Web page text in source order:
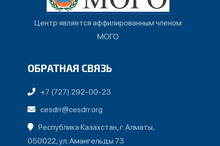
Центр является аффилированным членом
МОГО
ОБРАТНАЯ СВЯЗЬ
+7 (727) 292-00-23
cesdrr@cesdrr.org
Республика Казахстан, г. Алматы,
050022, ул. Амангельды 73